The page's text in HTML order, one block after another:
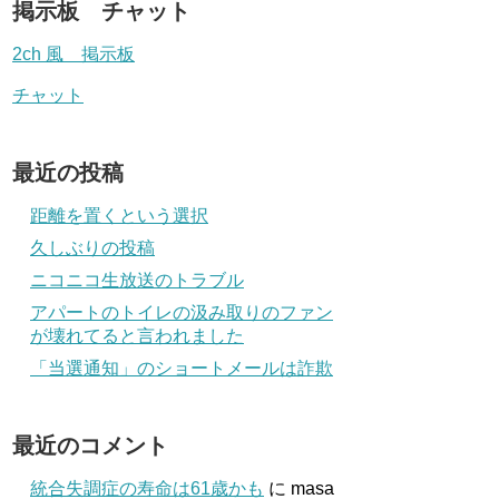
掲示板 チャット
2ch 風 掲示板
チャット
最近の投稿
距離を置くという選択
久しぶりの投稿
ニコニコ生放送のトラブル
アパートのトイレの汲み取りのファン
が壊れてると言われました
「当選通知」のショートメールは詐欺
最近のコメント
統合失調症の寿命は61歳かも に masa